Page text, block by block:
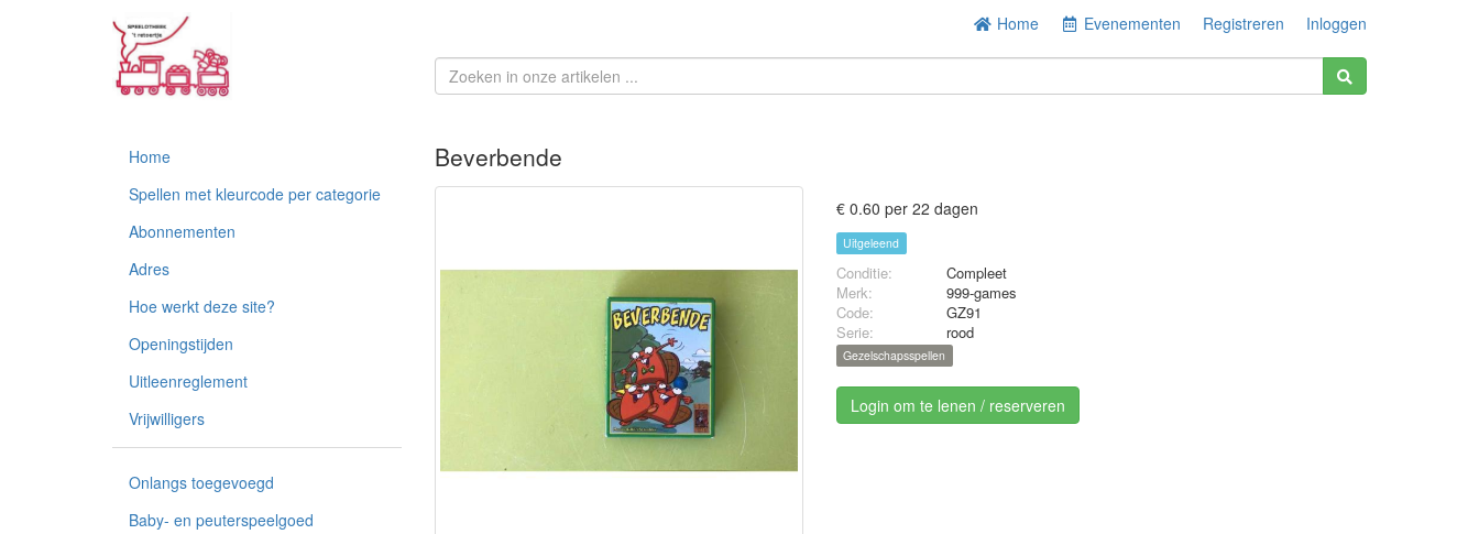
Home Evenementen Registreren Inloggen
Home
Spellen met kleurcode per categorie
Abonnementen
Adres
Hoe werkt deze site?
Openingstijden
Uitleenreglement
Vrijwilligers
Onlangs toegevoegd
Baby- en peuterspeelgoed
Beverbende
€ 0.60 per 22 dagen
Uitgeleend
Conditie:
Compleet
Merk:
999-games
Code:
GZ91
Serie:
rood
Gezelschapsspellen
Login om te lenen / reserveren